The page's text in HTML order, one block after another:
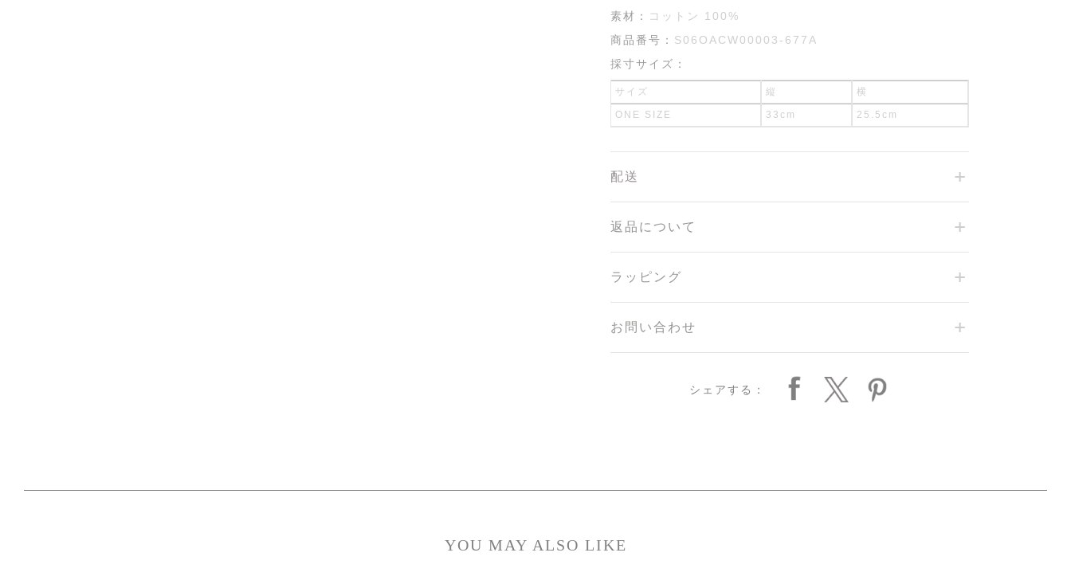
素材：
コットン 100%
商品番号： S06OACW00003-677A
採寸サイズ：
サイズ 縦 横
ONE SIZE 33cm 25.5cm
配送
返品について
ラッピング
お問い合わせ
シェアする：
YOU MAY ALSO LIKE